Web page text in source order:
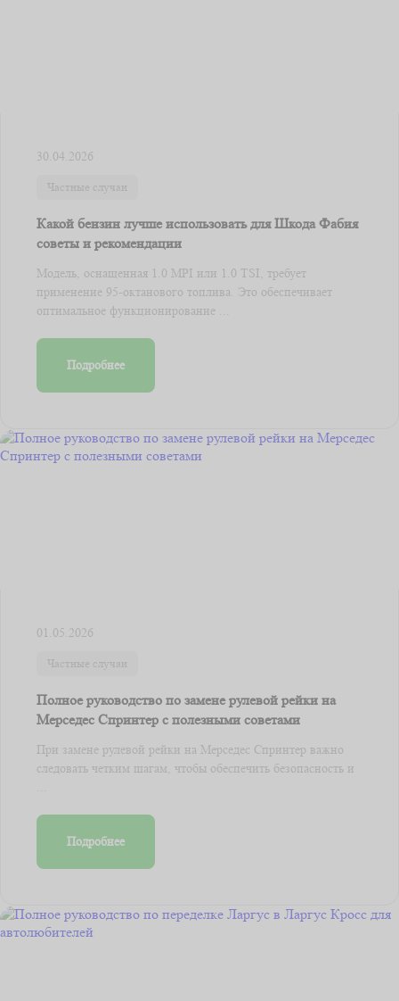
30.04.2026
Частные случаи
Какой бензин лучше использовать для Шкода Фабия
советы и рекомендации
Модель, оснащенная 1.0 MPI или 1.0 TSI, требует
применение 95-октанового топлива. Это обеспечивает
оптимальное функционирование ...
Подробнее
01.05.2026
Частные случаи
Полное руководство по замене рулевой рейки на
Мерседес Спринтер с полезными советами
При замене рулевой рейки на Мерседес Спринтер важно
следовать четким шагам, чтобы обеспечить безопасность и
...
Подробнее